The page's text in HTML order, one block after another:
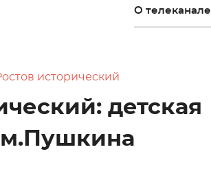
О телеканале
исторический
детская